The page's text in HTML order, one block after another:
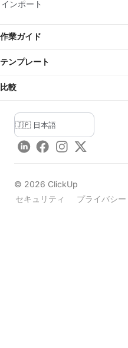
インポート
作業ガイド
テンプレート
比較
LinkedInFacebook
Instagram
Twitter
© 2026 ClickUp
セキュリティ
プライバシー